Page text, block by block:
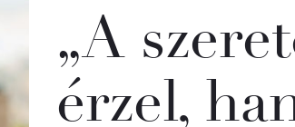
„A
érzel,